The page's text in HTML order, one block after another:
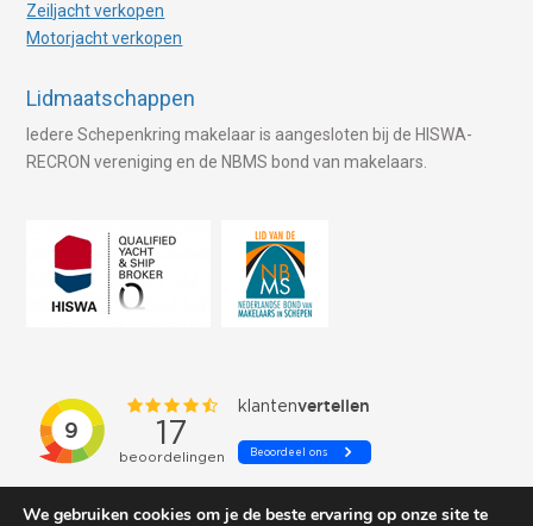
Zeiljacht verkopen
Motorjacht verkopen
Lidmaatschappen
Iedere Schepenkring makelaar is aangesloten bij de HISWA-
RECRON vereniging en de NBMS bond van makelaars.
We gebruiken cookies om je de beste ervaring op onze site te